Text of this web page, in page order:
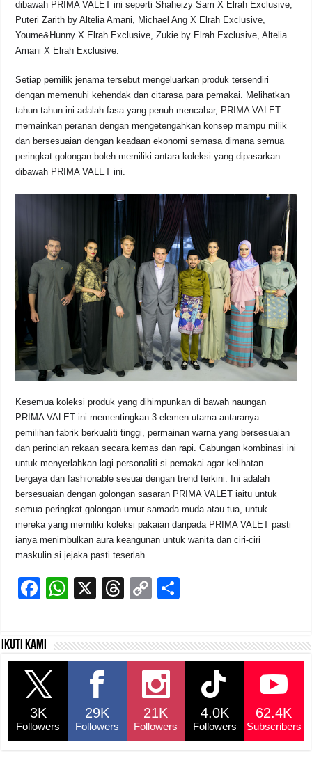
dibawah PRIMA VALET ini seperti Shaheizy Sam X Elrah Exclusive,
Puteri Zarith by Altelia Amani, Michael Ang X Elrah Exclusive,
Youme&Hunny X Elrah Exclusive, Zukie by Elrah Exclusive, Altelia
Amani X Elrah Exclusive.
Setiap pemilik jenama tersebut mengeluarkan produk tersendiri
dengan memenuhi kehendak dan citarasa para pemakai. Melihatkan
tahun tahun ini adalah fasa yang penuh mencabar, PRIMA VALET
memainkan peranan dengan mengetengahkan konsep mampu milik
dan bersesuaian dengan keadaan ekonomi semasa dimana semua
peringkat golongan boleh memiliki antara koleksi yang dipasarkan
dibawah PRIMA VALET ini.
Kesemua koleksi produk yang dihimpunkan di bawah naungan
PRIMA VALET ini mementingkan 3 elemen utama antaranya
pemilihan fabrik berkualiti tinggi, permainan warna yang bersesuaian
dan perincian rekaan secara kemas dan rapi. Gabungan kombinasi ini
untuk menyerlahkan lagi personaliti si pemakai agar kelihatan
bergaya dan fashionable sesuai dengan trend terkini. Ini adalah
bersesuaian dengan golongan sasaran PRIMA VALET iaitu untuk
semua peringkat golongan umur samada muda atau tua, untuk
mereka yang memiliki koleksi pakaian daripada PRIMA VALET pasti
ianya menimbulkan aura keangunan untuk wanita dan ciri-ciri
maskulin si jejaka pasti teserlah.
F
c
e
b
o
o
k
W
s
p
X
T
a
C
y
Li
n
k
e
Ikuti kami
3K
Followers
29K
Followers
21K
Followers
4.0K
Followers
62.4K
Subscribers